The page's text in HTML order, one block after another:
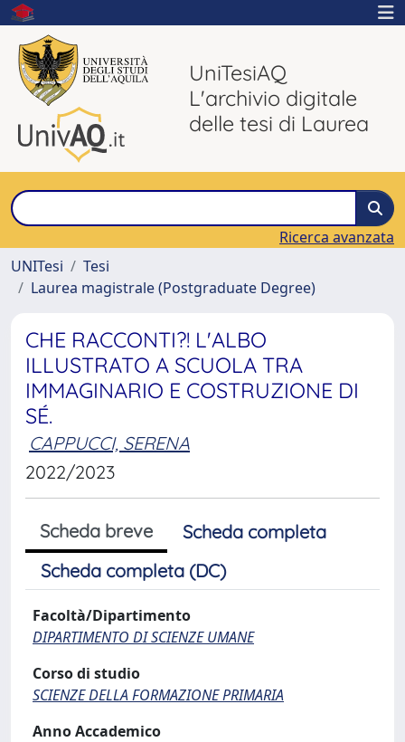
UniTesiAQ
L'archivio digitale
delle tesi di Laurea
Ricerca avanzata
UNITesi
Tesi
Laurea magistrale (Postgraduate Degree)
CHE RACCONTI?! L'ALBO
ILLUSTRATO A SCUOLA TRA
IMMAGINARIO E COSTRUZIONE DI
SÉ.
CAPPUCCI, SERENA
2022/2023
Scheda breve
Scheda completa
Scheda completa (DC)
Facoltà/Dipartimento
DIPARTIMENTO DI SCIENZE UMANE
Corso di studio
SCIENZE DELLA FORMAZIONE PRIMARIA
Anno Accademico